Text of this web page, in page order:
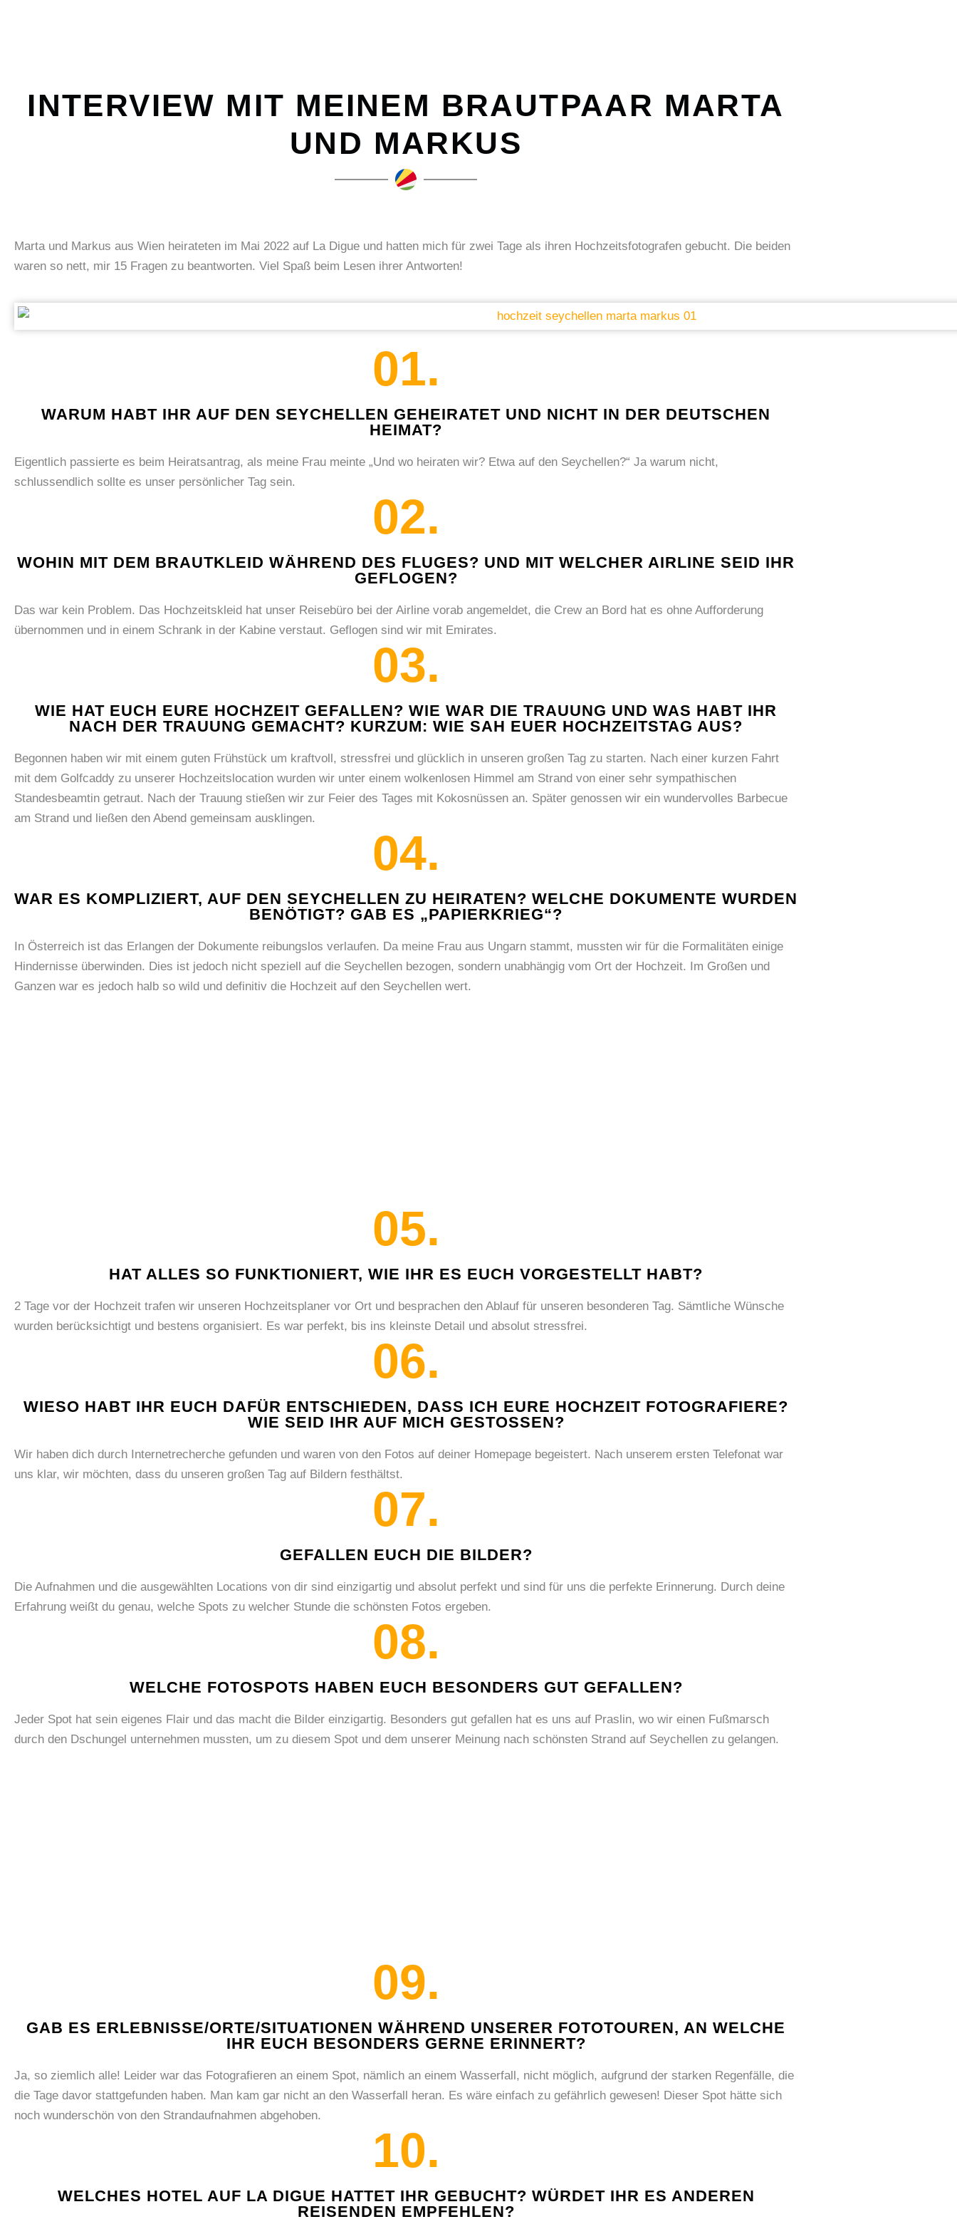
INTERVIEW MIT MEINEM BRAUTPAAR MARTA
UND MARKUS
Marta und Markus aus Wien heirateten im Mai 2022 auf La Digue und hatten mich für zwei Tage als ihren Hochzeitsfotografen gebucht. Die beiden
waren so nett, mir 15 Fragen zu beantworten. Viel Spaß beim Lesen ihrer Antworten!
01.
WARUM HABT IHR AUF DEN SEYCHELLEN GEHEIRATET UND NICHT IN DER DEUTSCHEN
HEIMAT?
Eigentlich passierte es beim Heiratsantrag, als meine Frau meinte „Und wo heiraten wir? Etwa auf den Seychellen?“ Ja warum nicht,
schlussendlich sollte es unser persönlicher Tag sein.
02.
WOHIN MIT DEM BRAUTKLEID WÄHREND DES FLUGES? UND MIT WELCHER AIRLINE SEID IHR
GEFLOGEN?
Das war kein Problem. Das Hochzeitskleid hat unser Reisebüro bei der Airline vorab angemeldet, die Crew an Bord hat es ohne Aufforderung
übernommen und in einem Schrank in der Kabine verstaut. Geflogen sind wir mit Emirates.
03.
WIE HAT EUCH EURE HOCHZEIT GEFALLEN? WIE WAR DIE TRAUUNG UND WAS HABT IHR
NACH DER TRAUUNG GEMACHT? KURZUM: WIE SAH EUER HOCHZEITSTAG AUS?
Begonnen haben wir mit einem guten Frühstück um kraftvoll, stressfrei und glücklich in unseren großen Tag zu starten. Nach einer kurzen Fahrt
mit dem Golfcaddy zu unserer Hochzeitslocation wurden wir unter einem wolkenlosen Himmel am Strand von einer sehr sympathischen
Standesbeamtin getraut. Nach der Trauung stießen wir zur Feier des Tages mit Kokosnüssen an. Später genossen wir ein wundervolles Barbecue
am Strand und ließen den Abend gemeinsam ausklingen.
04.
WAR ES KOMPLIZIERT, AUF DEN SEYCHELLEN ZU HEIRATEN? WELCHE DOKUMENTE WURDEN
BENÖTIGT? GAB ES „PAPIERKRIEG“?
In Österreich ist das Erlangen der Dokumente reibungslos verlaufen. Da meine Frau aus Ungarn stammt, mussten wir für die Formalitäten einige
Hindernisse überwinden. Dies ist jedoch nicht speziell auf die Seychellen bezogen, sondern unabhängig vom Ort der Hochzeit. Im Großen und
Ganzen war es jedoch halb so wild und definitiv die Hochzeit auf den Seychellen wert.
05.
HAT ALLES SO FUNKTIONIERT, WIE IHR ES EUCH VORGESTELLT HABT?
2 Tage vor der Hochzeit trafen wir unseren Hochzeitsplaner vor Ort und besprachen den Ablauf für unseren besonderen Tag. Sämtliche Wünsche
wurden berücksichtigt und bestens organisiert. Es war perfekt, bis ins kleinste Detail und absolut stressfrei.
06.
WIESO HABT IHR EUCH DAFÜR ENTSCHIEDEN, DASS ICH EURE HOCHZEIT FOTOGRAFIERE?
WIE SEID IHR AUF MICH GESTOSSEN?
Wir haben dich durch Internetrecherche gefunden und waren von den Fotos auf deiner Homepage begeistert. Nach unserem ersten Telefonat war
uns klar, wir möchten, dass du unseren großen Tag auf Bildern festhältst.
07.
GEFALLEN EUCH DIE BILDER?
Die Aufnahmen und die ausgewählten Locations von dir sind einzigartig und absolut perfekt und sind für uns die perfekte Erinnerung. Durch deine
Erfahrung weißt du genau, welche Spots zu welcher Stunde die schönsten Fotos ergeben.
08.
WELCHE FOTOSPOTS HABEN EUCH BESONDERS GUT GEFALLEN?
Jeder Spot hat sein eigenes Flair und das macht die Bilder einzigartig. Besonders gut gefallen hat es uns auf Praslin, wo wir einen Fußmarsch
durch den Dschungel unternehmen mussten, um zu diesem Spot und dem unserer Meinung nach schönsten Strand auf Seychellen zu gelangen.
09.
GAB ES ERLEBNISSE/ORTE/SITUATIONEN WÄHREND UNSERER FOTOTOUREN, AN WELCHE
IHR EUCH BESONDERS GERNE ERINNERT?
Ja, so ziemlich alle! Leider war das Fotografieren an einem Spot, nämlich an einem Wasserfall, nicht möglich, aufgrund der starken Regenfälle, die
die Tage davor stattgefunden haben. Man kam gar nicht an den Wasserfall heran. Es wäre einfach zu gefährlich gewesen! Dieser Spot hätte sich
noch wunderschön von den Strandaufnahmen abgehoben.
10.
WELCHES HOTEL AUF LA DIGUE HATTET IHR GEBUCHT? WÜRDET IHR ES ANDEREN
REISENDEN EMPFEHLEN?